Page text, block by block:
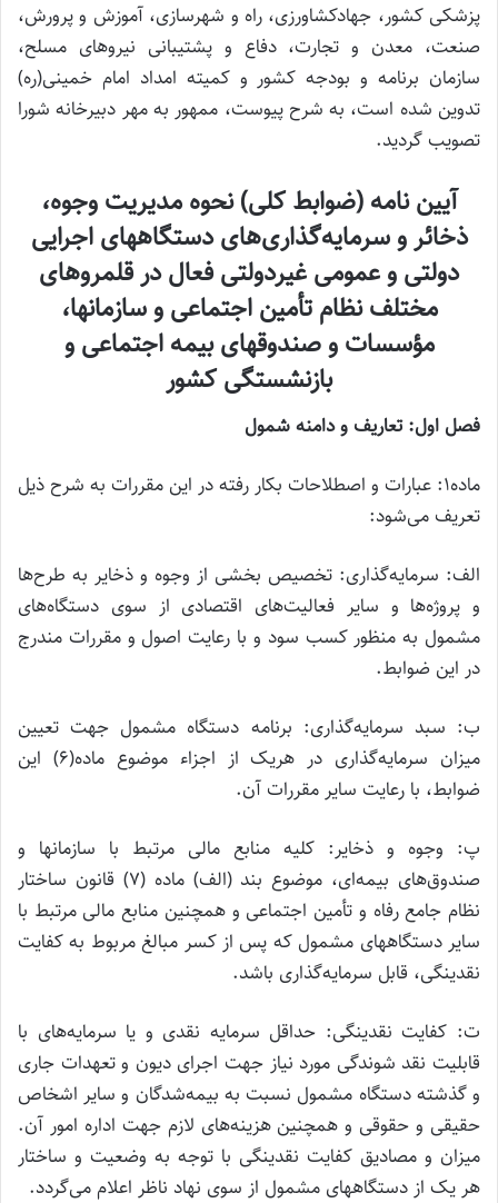
پزشکی کشور، جهادکشاورزی، راه و شهرسازی، آموزش و پرورش،
صنعت، معدن و تجارت، دفاع و پشتیبانی نیروهای مسلح،
سازمان برنامه و بودجه کشور و کمیته امداد امام خمینی(ره)
تدوین شده است، به شرح پیوست، ممهور به مهر دبیرخانه شورا
تصویب گردید.
آیین نامه (ضوابط کلی) نحوه مدیریت وجوه،
ذخائر و سرمایه‌گذاری‌های دستگاههای اجرایی
دولتی و عمومی غیردولتی فعال در قلمروهای
مختلف نظام تأمین اجتماعی و سازمانها،
مؤسسات و صندوقهای بیمه اجتماعی و
بازنشستگی کشور
فصل اول: تعاریف و دامنه شمول
ماده۱: عبارات و اصطلاحات بکار رفته در این مقررات به شرح ذیل
تعریف می‌شود:
الف: سرمایه‌گذاری: تخصیص بخشی از وجوه و ذخایر به طرح‌ها
و پروژه‌ها و سایر فعالیت‌های اقتصادی از سوی دستگاه‌های
مشمول به منظور کسب سود و با رعایت اصول و مقررات مندرج
در این ضوابط.
ب: سبد سرمایه‌گذاری: برنامه دستگاه مشمول جهت تعیین
میزان سرمایه‌گذاری در هریک از اجزاء موضوع ماده(۶) این
ضوابط، با رعایت سایر مقررات آن.
پ: وجوه و ذخایر: کلیه منابع مالی مرتبط با سازمانها و
صندوق‌های بیمه‌ای، موضوع بند (الف) ماده (۷) قانون ساختار
نظام جامع رفاه و تأمین اجتماعی و همچنین منابع مالی مرتبط با
سایر دستگاههای مشمول که پس از کسر مبالغ مربوط به کفایت
نقدینگی، قابل سرمایه‌گذاری باشد.
ت: کفایت نقدینگی: حداقل سرمایه نقدی و یا سرمایه‌های با
قابلیت نقد شوندگی مورد نیاز جهت اجرای دیون و تعهدات جاری
و گذشته دستگاه مشمول نسبت به بیمه‌شدگان و سایر اشخاص
حقیقی و حقوقی و همچنین هزینه‌های لازم جهت اداره امور آن.
میزان و مصادیق کفایت نقدینگی با توجه به وضعیت و ساختار
هر یک از دستگاههای مشمول از سوی نهاد ناظر اعلام می‌گردد.